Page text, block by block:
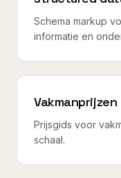
Schema markup
informatie en
Vakmanprijzen
Prijsgids voor
schaal.